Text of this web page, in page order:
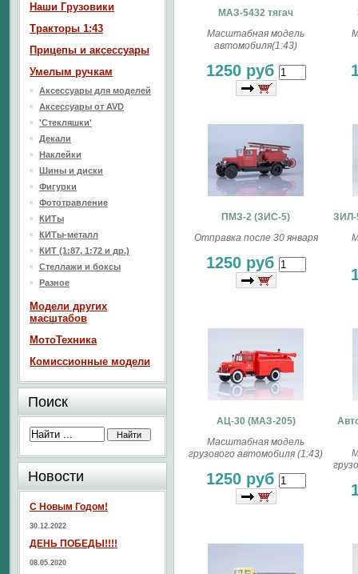
МАЗ-5432 тягач
Масштабная модель
автомобиля(1:43)
1250 руб
ПМЗ-2 (ЗИС-5)
Отправка после 30 января
1250 руб
ЗИЛ-
АЦ-30 (МАЗ-205)
Масштабная модель
грузового автомобиля (1:43)
1250 руб
Наши Грузовики
Тракторы 1:43
Прицепы и аксессуары
Умелым ручкам
Аксессуары для моделей
Аксессуары от AVD
'Стекляшки'
Декали
Наклейки
Шины и диски
Фигурки
Фототравление
КИТы
КИТы-металл
КИТ (1:87, 1:72 и др.)
Стеллажи и боксы
Разное
Модели других
масштабов
МотоТехника
Комиссионные модели
Поиск
Новости
С Новым Годом!
30.12.2022
ДЕНЬ ПОБЕДЫ!!!!
08.05.2020